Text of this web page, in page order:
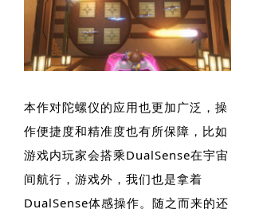
本作对陀螺仪的应用也更加广泛，操
作便捷度和精准度也有所保障，比如
游戏内玩家会搭乘DualSense在宇宙
间航行，游戏外，我们也是拿着
DualSense体感操作。随之而来的还